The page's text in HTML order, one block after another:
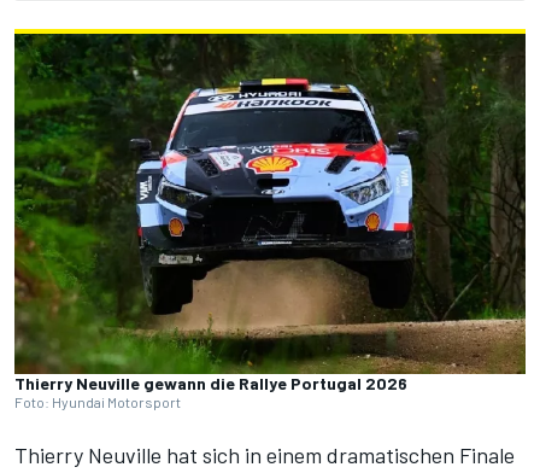
Thierry Neuville gewann die Rallye Portugal 2026
Foto: Hyundai Motorsport
Thierry Neuville hat sich in einem dramatischen Finale